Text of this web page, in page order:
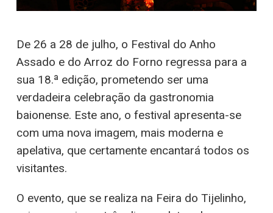
De 26 a 28 de julho, o Festival do Anho
Assado e do Arroz do Forno regressa para a
sua 18.ª edição, prometendo ser uma
verdadeira celebração da gastronomia
baionense. Este ano, o festival apresenta-se
com uma nova imagem, mais moderna e
apelativa, que certamente encantará todos os
visitantes.
O evento, que se realiza na Feira do Tijelinho,